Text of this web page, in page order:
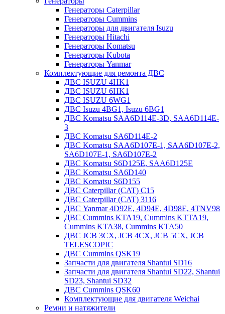
Генераторы Caterpillar
Генераторы Cummins
Генераторы для двигателя Isuzu
Генераторы Hitachi
Генераторы Komatsu
Генераторы Kubota
Генераторы Yanmar
Комплектующие для ремонта ДВС
ДВС ISUZU 4HK1
ДВС ISUZU 6HK1
ДВС ISUZU 6WG1
ДВС Isuzu 4BG1, Isuzu 6BG1
ДВС Komatsu SAA6D114E-3D, SAA6D114E-
3
ДВС Komatsu SA6D114E-2
ДВС Komatsu SAA6D107E-1, SAA6D107E-2,
SA6D107E-1, SA6D107E-2
ДВС Komatsu S6D125E, SAA6D125E
ДВС Komatsu SA6D140
ДВС Komatsu S6D155
ДВС Caterpillar (CAT) C15
ДВС Caterpillar (CAT) 3116
ДВС Yanmar 4D92E, 4D94E, 4D98E, 4TNV98
ДВС Cummins KTA19, Cummins KTTA19,
Cummins KTA38, Cummins KTA50
ДВС JCB 3CX, JCB 4CX, JCB 5CX, JCB
TELESCOPIC
ДВС Cummins QSK19
Запчасти для двигателя Shantui SD16
Запчасти для двигателя Shantui SD22, Shantui
SD23, Shantui SD32
ДВС Cummins QSK60
Комплектующие для двигателя Weichai
Ремни и натяжители